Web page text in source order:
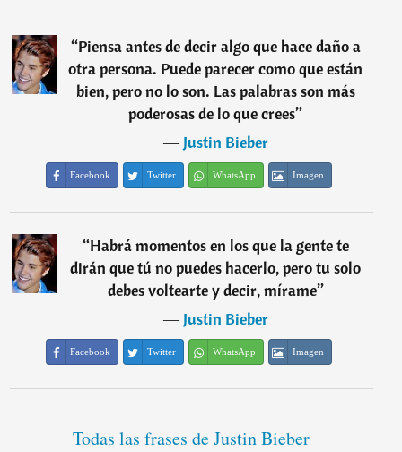
“Piensa antes de decir algo que hace daño a
otra persona. Puede parecer como que están
bien, pero no lo son. Las palabras son más
poderosas de lo que crees”
―Justin Bieber
Facebook Twitter WhatsApp Imagen
“Habrá momentos en los que la gente te
dirán que tú no puedes hacerlo, pero tu solo
debes voltearte y decir, mírame”
―Justin Bieber
Facebook Twitter WhatsApp Imagen
Todas las frases de Justin Bieber